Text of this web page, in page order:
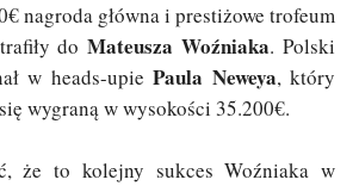
nagroda główna i prestiżowe trofeum
doMateusza Woźniaka. Polski
w heads-upie Paula Neweya, który
wygraną w wysokości 35.200€.
że to kolejny sukces Woźniaka w